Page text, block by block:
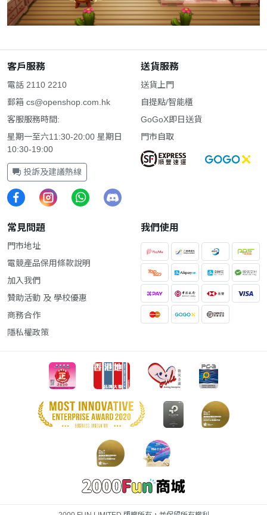
客戶服務
電話 2110 2210
郵箱 cs@openshop.com.hk
客服服務時間:
星期一至六11:30-20:00 星期日
10:30-19:00
投訴及建議熱線
送貨服務
送貨上門
自提點/智能櫃
GoGoX即日送貨
門市自取
常見問題
門市地址
電競產品保用條款說明
加入我們
贊助活動 及 學校優惠
商務合作
隱私權政策
我們使用